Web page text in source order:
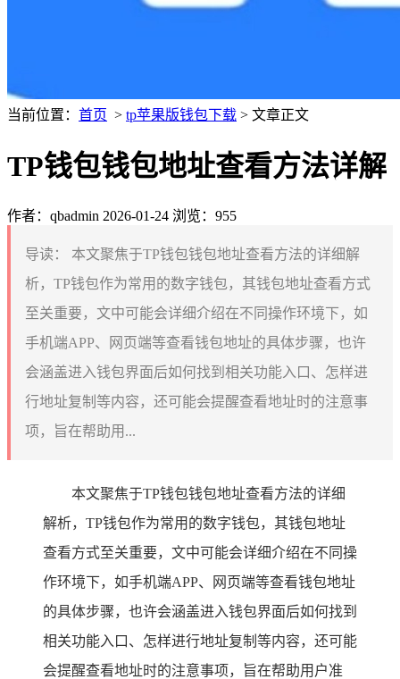
当前位置： 首页 > tp苹果版钱包下载 > 文章正文
TP钱包钱包地址查看方法详解
作者：qbadmin 2026-01-24 浏览：955
导读：
本文聚焦于TP钱包钱包地址查看方法的详细解
析，TP钱包作为常用的数字钱包，其钱包地址查看方式
至关重要，文中可能会详细介绍在不同操作环境下，如
手机端APP、网页端等查看钱包地址的具体步骤，也许
会涵盖进入钱包界面后如何找到相关功能入口、怎样进
行地址复制等内容，还可能会提醒查看地址时的注意事
项，旨在帮助用...
本文聚焦于TP钱包钱包地址查看方法的详细
解析，TP钱包作为常用的数字钱包，其钱包地址
查看方式至关重要，文中可能会详细介绍在不同操
作环境下，如手机端APP、网页端等查看钱包地址
的具体步骤，也许会涵盖进入钱包界面后如何找到
相关功能入口、怎样进行地址复制等内容，还可能
会提醒查看地址时的注意事项，旨在帮助用户准